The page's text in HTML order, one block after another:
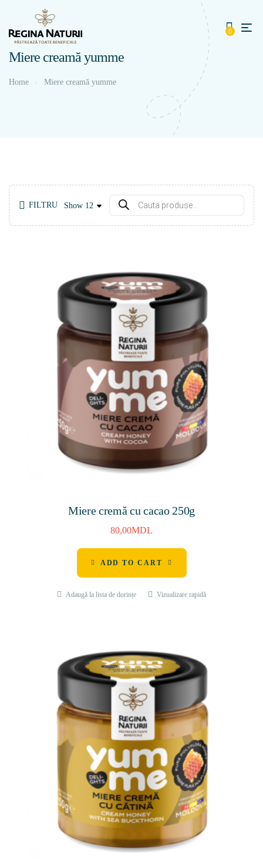
0
Miere creamă yumme
Home Miere creamă yumme
FILTRU Show
Miere cremă cu cacao 250g
80,00MDL
ADD TO CART
Adaugă la lista de dorințe Vizualizare rapidă